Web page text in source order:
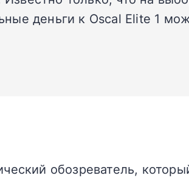
деньги к Oscal Elite 1
обозреватель,